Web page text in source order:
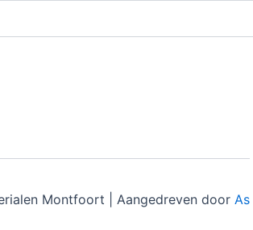
Montfoort | Aangedreven door